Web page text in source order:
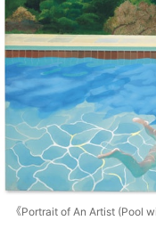
《Portrait of An Artist (Pool